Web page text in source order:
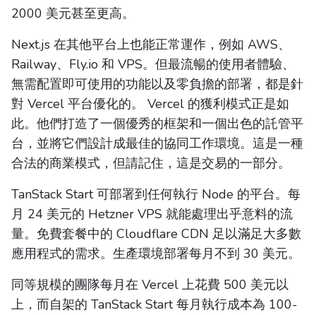
2000 美元甚至更高。
Next.js 在其他平台上也能正常運作，例如 AWS、
Railway、Fly.io 和 VPS。但最流暢的使用者體驗、
無需配置即可使用的功能以及零負擔的部署，都是針
對 Vercel 平台優化的。 Vercel 的獲利模式正是如
此。他們打造了一個優秀的框架和一個出色的託管平
台，並將它們設計成最佳的協同工作環境。這是一種
合法的商業模式，但請記住，這是交易的一部分。
TanStack Start 可部署到任何執行 Node 的平台。每
月 24 美元的 Hetzner VPS 就能處理出乎意料的流
量。免費套餐中的 Cloudflare CDN 足以滿足大多數
應用程式的需求。生產環境部署每月不到 30 美元。
同等規模的團隊每月在 Vercel 上花費 500 美元以
上，而自架的 TanStack Start 每月執行成本為 100-